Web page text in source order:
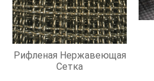
Рифленая Нержавеющая
Сетка